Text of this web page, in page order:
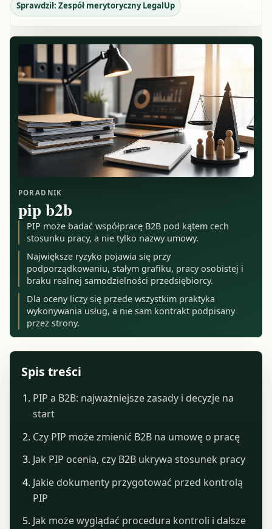
Sprawdził: Zespół merytoryczny LegalUp
PORADNIK
pip b2b
PIP może badać współpracę B2B pod kątem cech
stosunku pracy, a nie tylko nazwy umowy.
Największe ryzyko pojawia się przy
podporządkowaniu, stałym grafiku, pracy osobistej i
braku realnej samodzielności przedsiębiorcy.
Dla oceny liczy się przede wszystkim praktyka
wykonywania usług, a nie sam kontrakt podpisany
przez strony.
Spis treści
PIP a B2B: najważniejsze zasady i decyzje na
start
Czy PIP może zmienić B2B na umowę o pracę
Jak PIP ocenia, czy B2B ukrywa stosunek pracy
Jakie dokumenty przygotować przed kontrolą
PIP
Jak może wyglądać procedura kontroli i dalsze